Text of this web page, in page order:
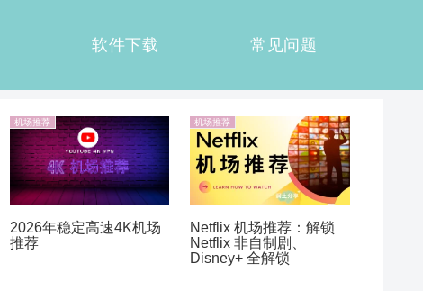
软件下载 常见问题
机场推荐
2026年稳定高速4K机场
推荐
机场推荐
Netflix 机场推荐：解锁
Netflix 非自制剧、
Disney+ 全解锁